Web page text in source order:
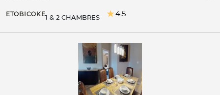
ETOBICOKE1 & 2 CHAMBRES 4.5